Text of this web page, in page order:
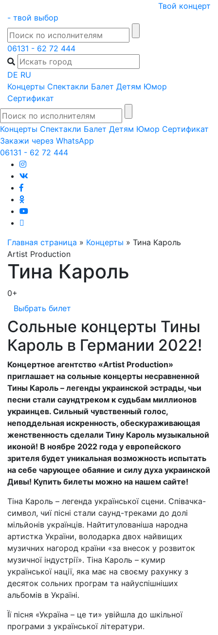
content
Твой концерт
- твой выбор
06131 - 62 72 444
DE RU
Концерты Спектакли Балет Детям Юмор
Сертификат
Концерты Спектакли Балет Детям Юмор Сертификат
Закажи через WhatsApp
06131 - 62 72 444
Главная страница » Концерты » Тина Кароль
Artist Production
Тина Кароль
0+
Выбрать билет
Сольные концерты Тины
Кароль в Германии 2022!
Концертное агентство «Artist Production»
приглашает на сольные концерты несравненной
Тины Кароль – легенды украинской эстрады, чьи
песни стали саундтреком к судьбам миллионов
украинцев. Сильный чувственный голос,
неподдельная искренность, обескураживающая
женственность сделали Тину Кароль музыкальной
иконой! В ноябре 2022 года у европейского
зрителя будет уникальная возможность испытать
на себе чарующее обаяние и силу духа украинской
Дивы! Купить билеты можно на нашем сайте!
Тіна Кароль – легенда української сцени. Співачка-
символ, чиї пісні стали саунд-треками до долі
мільйонів украïнцiв. Найтитулованіша народна
артистка України, володарка двох найвищих
музичних нагород країни «за внесок у розвиток
музичної індустрії». Тіна Кароль – кумир
української нації, яка має на своєму рахунку з
десяток сольних програм та найуспішніших
альбомів в Українi.
Її пісня «Україна – це ти» увійшла до шкільної
програми з української літератури.